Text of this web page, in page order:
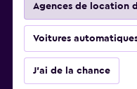
Agences de location
Voitures
J'ai de la chance